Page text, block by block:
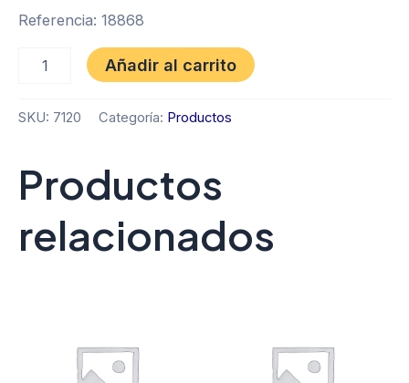
Referencia: 18868
Añadir al carrito
SKU: 7120 Categoría: Productos
Productos
relacionados